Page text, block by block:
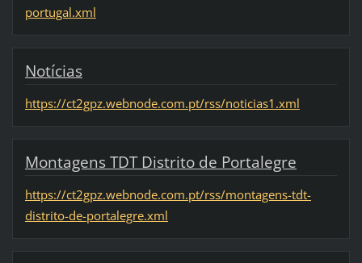
portugal.xml
Notícias
https://ct2gpz.webnode.com.pt/rss/noticias1.xml
Montagens TDT Distrito de Portalegre
https://ct2gpz.webnode.com.pt/rss/montagens-tdt-
distrito-de-portalegre.xml